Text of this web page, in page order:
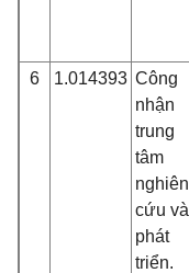
6 1.014393 Công
nhận
trung
tâm
nghiên
cứu và
phát
triển.